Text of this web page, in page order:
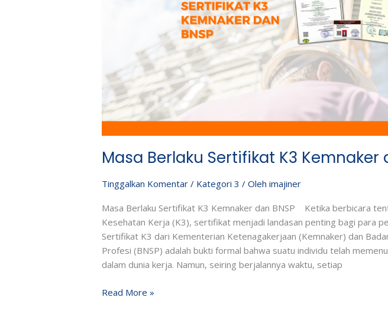
Masa Berlaku Sertifikat K3 Kemnaker
Tinggalkan Komentar / Kategori 3 / Olehimajiner
Masa Berlaku Sertifikat K3 Kemnaker dan BNSP Ketika berbicara
Kesehatan Kerja (K3), sertifikat menjadi landasan penting bagi para
Sertifikat K3 dari Kementerian Ketenagakerjaan (Kemnaker) dan
Profesi (BNSP) adalah bukti formal bahwa suatu individu telah
dalam dunia kerja. Namun, seiring berjalannya waktu, setiap
Read More »